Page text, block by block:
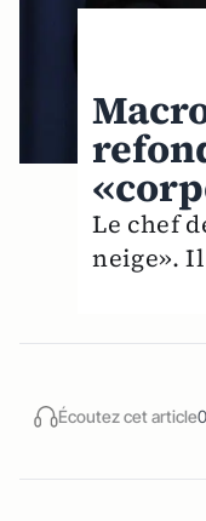
Le chef
neige».
Écoutez cet article